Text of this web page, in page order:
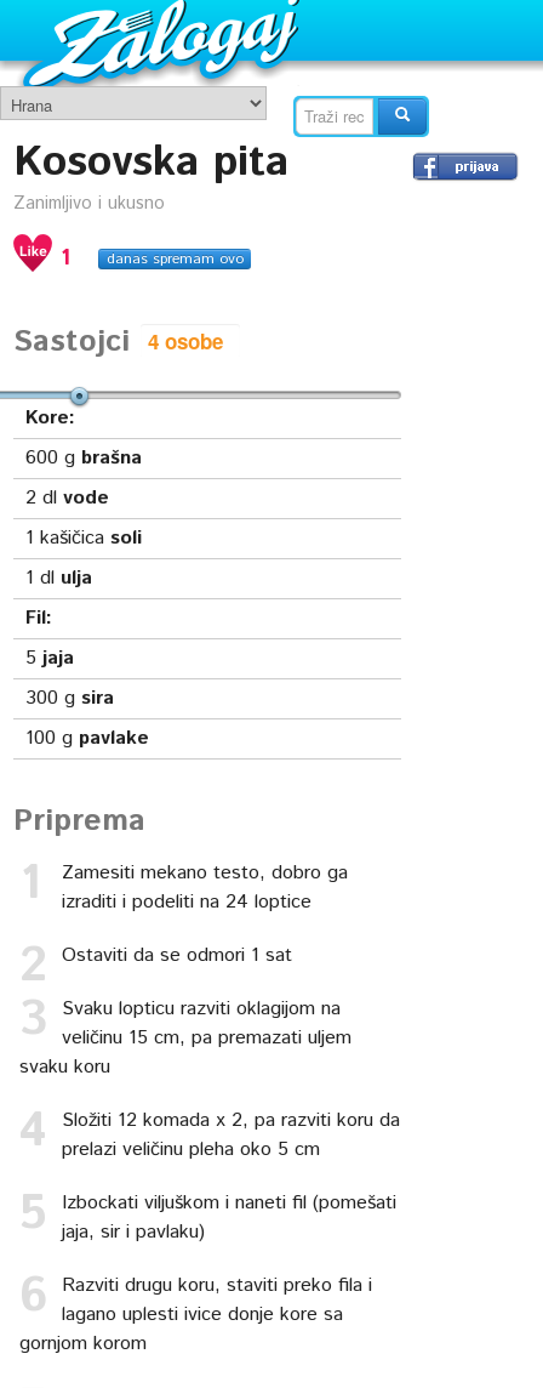
Kosovska pita
Zanimljivo i ukusno
1 danas spremam ovo
Sastojci
Kore:
600 g brašna
2 dlvode
1 kašičicasoli
1 dl ulja
Fil:
5 jaja
300 gsira
100 g pavlake
Priprema
Zamesiti mekano testo, dobro ga
izraditi i podeliti na 24 loptice
Ostaviti da se odmori 1 sat
Svaku lopticu razviti oklagijom na
veličinu 15 cm, pa premazati uljem
svaku koru
Složiti 12 komada x 2, pa razviti koru da
prelazi veličinu pleha oko 5 cm
Izbockati viljuškom i naneti fil (pomešati
jaja, sir i pavlaku)
Razviti drugu koru, staviti preko fila i
lagano uplesti ivice donje kore sa
gornjom korom